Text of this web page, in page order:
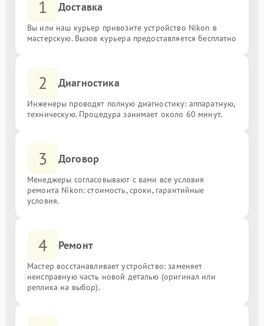
1 Доставка
Вы или наш курьер привозите устройство Nikon в
мастерскую. Вызов курьера предоставляется бесплатно
2 Диагностика
Инженеры проводят полную диагностику: аппаратную,
техническую. Процедура занимает около 60 минут.
3 Договор
Менеджеры согласовывают с вами все условия
ремонта Nikon: стоимость, сроки, гарантийные
условия.
4 Ремонт
Мастер восстанавливает устройство: заменяет
неисправную часть новой деталью (оригинал или
реплика на выбор).